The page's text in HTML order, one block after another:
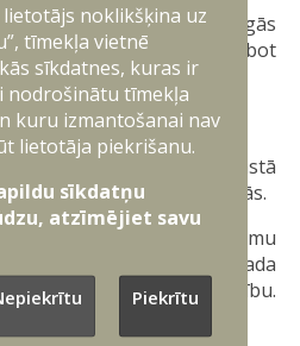
operatoru kopīgās
valsts aizsardzību un uzlabot
teritoriju.
ievērībai!
novada Skrundas pagastā
īslaicīga pārvietošanās.
trokšņu un dūmu
mācību munīcija, kas rada
cilvēku dzīvību un veselību.
mācībām tiks sakoptas.
lietotājs noklikšķina uz
tīmekļa vietnē
sīkdatnes, kuras ir
nodrošinātu tīmekļa
kuru izmantošanai nav
lietotāja piekrišanu.
sīkdatņu
atzīmējiet savu
Piekrītu